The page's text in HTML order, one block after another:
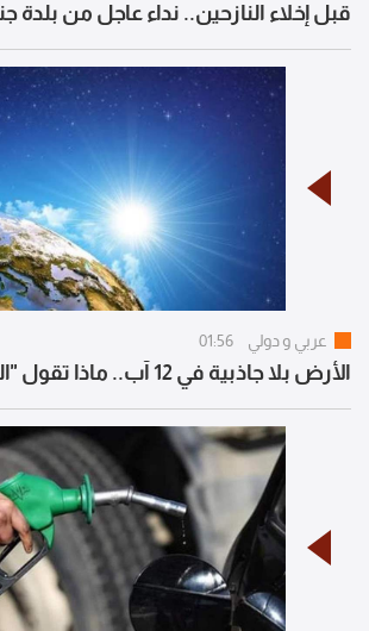
قبل إخلاء النازحين.. نداء عاجل من بلدة
عربي و دولي 01:56
الأرض بلا جاذبية في 12 آب.. ماذا تقول "الناسا"؟